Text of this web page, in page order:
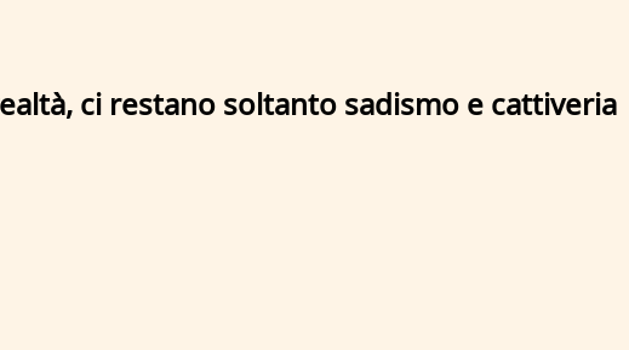
ci restano soltanto sadismo e cattiveria